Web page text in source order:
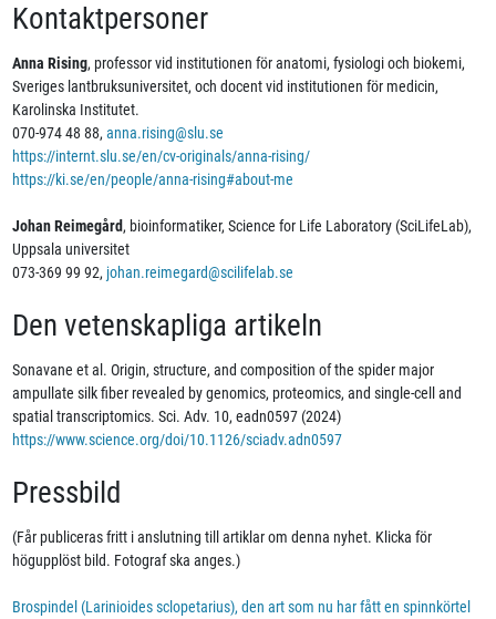
Kontaktpersoner
Anna Rising, professor vid institutionen för anatomi, fysiologi och biokemi,
Sveriges lantbruksuniversitet, och docent vid institutionen för medicin,
Karolinska Institutet.
070-974 48 88,anna.rising@slu.se
https://internt.slu.se/en/cv-originals/anna-rising/
https://ki.se/en/people/anna-rising#about-me
Johan Reimegård, bioinformatiker, Science for Life Laboratory (SciLifeLab),
Uppsala universitet
073-369 99 92, johan.reimegard@scilifelab.se
Den vetenskapliga artikeln
Sonavane et al. Origin, structure, and composition of the spider major
ampullate silk fiber revealed by genomics, proteomics, and single-cell and
spatial transcriptomics. Sci. Adv. 10, eadn0597 (2024)
https://www.science.org/doi/10.1126/sciadv.adn0597
Pressbild
(Får publiceras fritt i anslutning till artiklar om denna nyhet. Klicka för
högupplöst bild. Fotograf ska anges.)
Brospindel (Larinioides sclopetarius), den art som nu har fått en spinnkörtel